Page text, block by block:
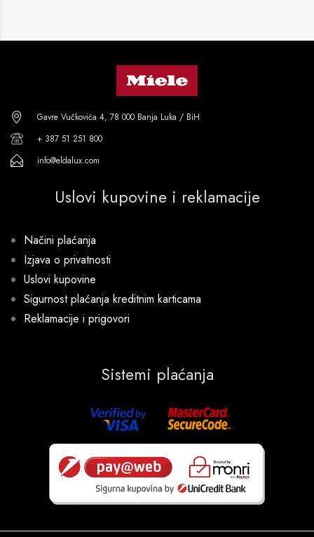
Gavre Vučkovića 4, 78 000 Banja Luka / BiH
+ 387 51 251 800
info@eldalux.com
Uslovi kupovine i reklamacije
Načini plaćanja
Izjava o privatnosti
Uslovi kupovine
Sigurnost plaćanja kreditnim karticama
Reklamacije i prigovori
Sistemi plaćanja